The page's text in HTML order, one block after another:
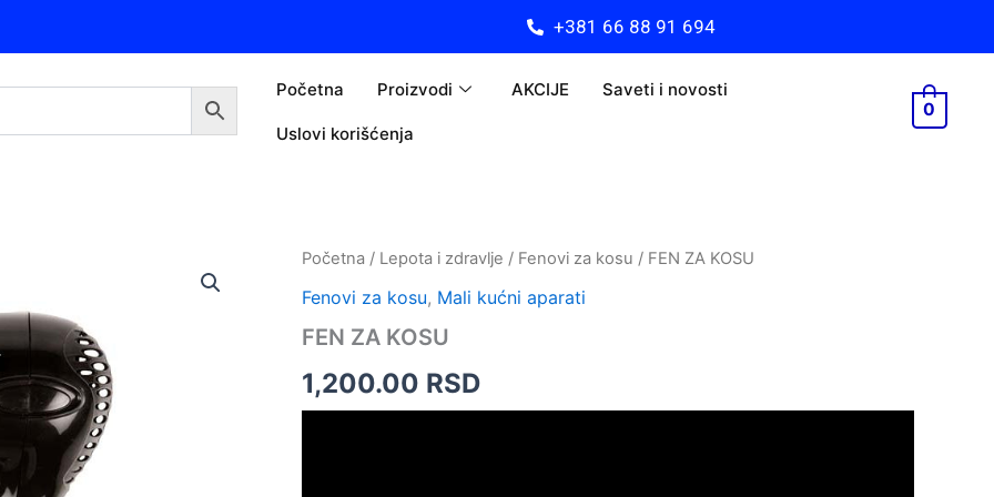
+381 66 88 91 694
Početna Proizvodi AKCIJE Saveti i novosti
Uslovi korišćenja
0
Početna / Lepota i zdravlje / Fenovi za kosu / FEN ZA KOSU
Fenovi za kosu, Mali kućni aparati
FEN ZA KOSU
1,200.00 RSD
FEN
KOSU